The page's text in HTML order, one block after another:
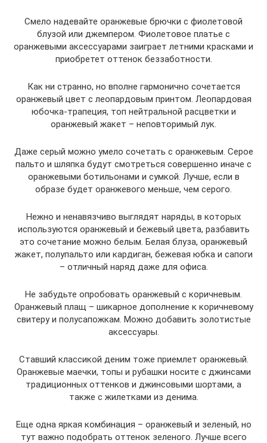
Смело надевайте оранжевые брючки с фиолетовой
блузой или джемпером. Фиолетовое платье с
оранжевыми аксессуарами заиграет летними красками и
приобретет оттенок беззаботности.
Как ни странно, но вполне гармонично сочетается
оранжевый цвет с леопардовым принтом. Леопардовая
юбочка-трапеция, топ нейтральной расцветки и
оранжевый жакет – неповторимый лук.
Даже серый можно умело сочетать с оранжевым. Серое
пальто и шляпка будут смотреться совершенно иначе с
оранжевыми ботильонами и сумкой. Лучше, если в
образе будет оранжевого меньше, чем серого.
Нежно и ненавязчиво выглядят наряды, в которых
используются оранжевый и бежевый цвета, разбавить
это сочетание можно белым. Белая блуза, оранжевый
жакет, полупальто или кардиган, бежевая юбка и сапоги
– отличный наряд даже для офиса.
Не забудьте опробовать оранжевый с коричневым.
Оранжевый плащ – шикарное дополнение к коричневому
свитеру и полусапожкам. Можно добавить золотистые
аксессуары.
Ставший классикой деним тоже приемлет оранжевый.
Оранжевые маечки, топы и рубашки носите с джинсами
традиционных оттенков и джинсовыми шортами, а
также с жилетками из денима.
Еще одна яркая комбинация – оранжевый и зеленый, но
тут важно подобрать оттенок зеленого. Лучше всего